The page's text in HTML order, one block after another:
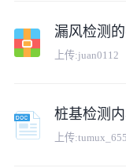
漏风检测
上传:juan0112
桩基检测
上传: